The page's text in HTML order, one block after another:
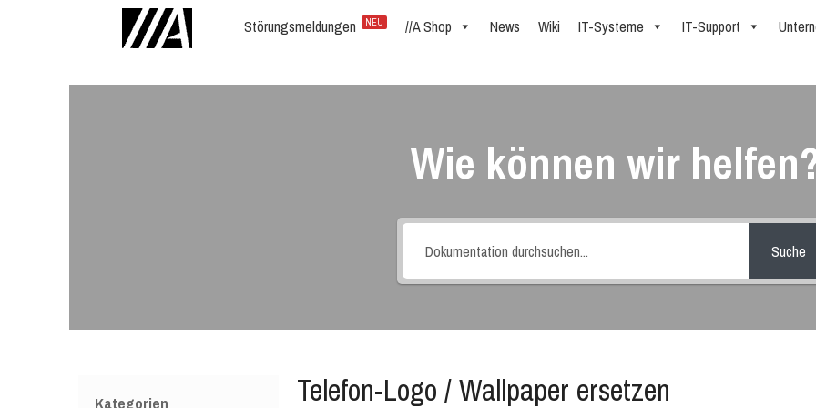
Störungsmeldungen NEU //A Shop News Wiki IT-Systeme IT-Support
Wie können wir
Suche
Kategorien Telefon-Logo / Wallpaper ersetzen